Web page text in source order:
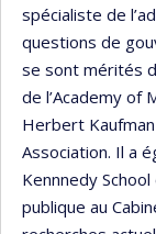
spécialiste de
questions de
se sont mérités
de l’Academy of
Herbert Kaufman
Association. Il a
Kennnedy
publique au